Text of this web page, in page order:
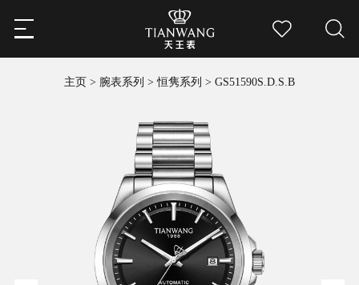
主页 > 腕表系列 >恒隽系列 > GS51590S.D.S.B